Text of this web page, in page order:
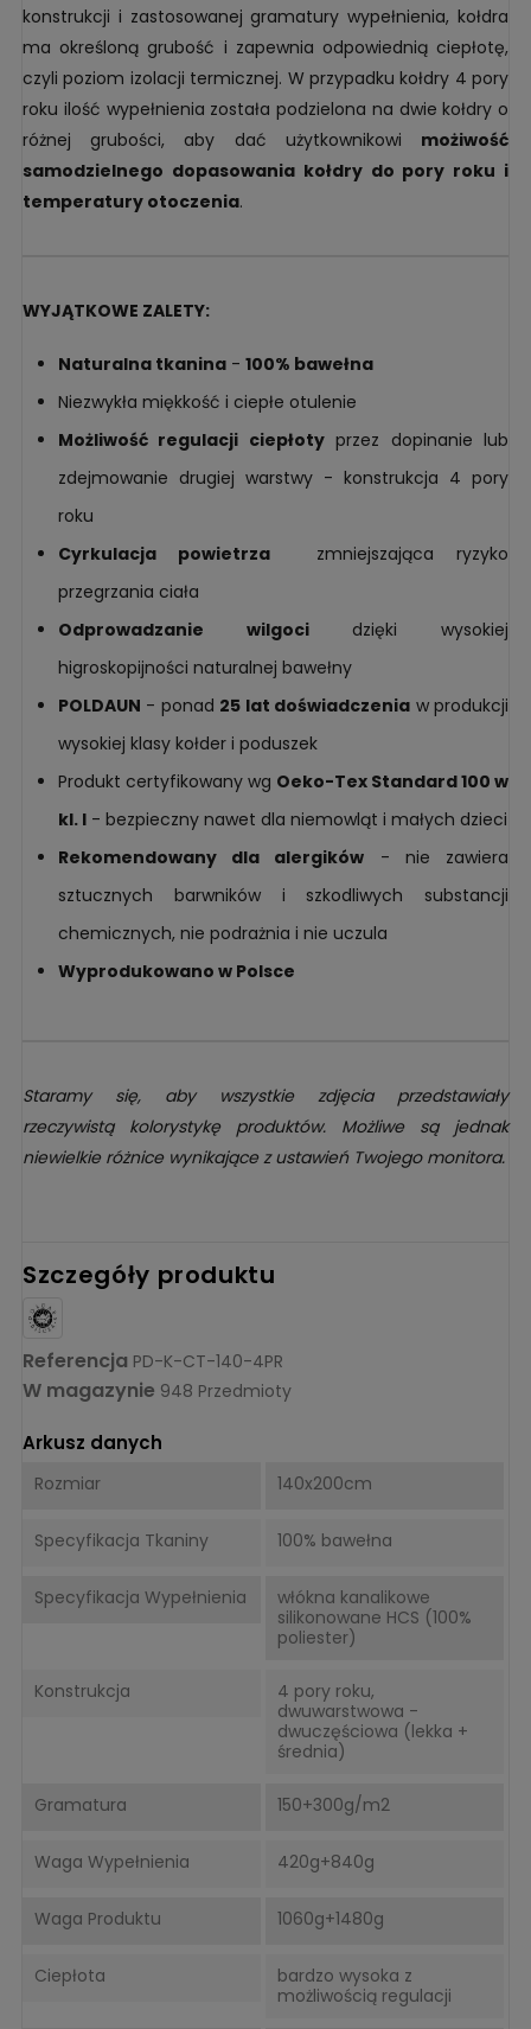
konstrukcji i zastosowanej gramatury wypełnienia, kołdra
ma określoną grubość i zapewnia odpowiednią ciepłotę,
czyli poziom izolacji termicznej. W przypadku kołdry 4 pory
roku ilość wypełnienia została podzielona na dwie kołdry o
różnej grubości, aby dać użytkownikowi możiwość
samodzielnego dopasowania kołdry do pory roku i
temperatury otoczenia.
WYJĄTKOWE ZALETY:
Naturalna tkanina - 100% bawełna
Niezwykła miękkość i ciepłe otulenie
Możliwość regulacji ciepłotyprzez dopinanie lub
zdejmowanie drugiej warstwy - konstrukcja 4 pory
roku
Cyrkulacja powietrza zmniejszająca ryzyko
przegrzania ciała
Odprowadzanie wilgocidzięki wysokiej
higroskopijności naturalnej bawełny
POLDAUN - ponad 25 lat doświadczenia w produkcji
wysokiej klasy kołder i poduszek
Produkt certyfikowany wg Oeko-Tex Standard 100 w
kl. I - bezpieczny nawet dla niemowląt i małych dzieci
Rekomendowany dla alergików - nie zawiera
sztucznych barwników i szkodliwych substancji
chemicznych, nie podrażnia i nie uczula
Wyprodukowano w Polsce
Staramy się, aby wszystkie zdjęcia przedstawiały
rzeczywistą kolorystykę produktów. Możliwe są jednak
niewielkie różnice wynikające z ustawień Twojego monitora.
Szczegóły produktu
Referencja PD-K-CT-140-4PR
W magazynie 948 Przedmioty
Arkusz danych
Rozmiar 140x200cm
Specyfikacja Tkaniny 100% bawełna
Specyfikacja Wypełnienia
włókna kanalikowe
silikonowane HCS (100%
poliester)
Konstrukcja
4 pory roku,
dwuwarstwowa -
dwuczęściowa (lekka +
średnia)
Gramatura 150+300g/m2
Waga Wypełnienia 420g+840g
Waga Produktu 1060g+1480g
Ciepłota
bardzo wysoka z
możliwością regulacji